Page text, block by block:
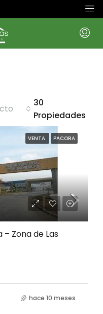
30
Propiedades
VENTA PACORA
Zona de Las
hace 10 meses